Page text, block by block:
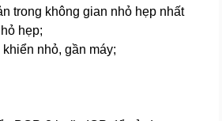
trong không gian nhỏ hẹp nhất
hẹp;
nhỏ, gần máy;